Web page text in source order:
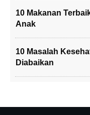
10 Makanan
Anak
10 Masalah
Diabaikan